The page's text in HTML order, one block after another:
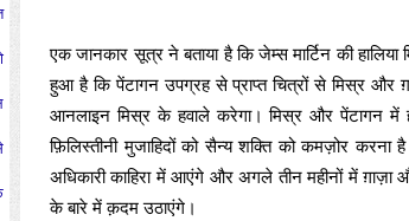
एक जानकार सूत्र ने बताया है कि जेम्स मार्टिन की
हुआ है कि पेंटागन उपग्रह से प्राप्त चित्रों से मिस्र और
आनलाइन मिस्र के हवाले करेगा। मिस्र और पेंटागन
फ़िलिस्तीनी मुजाहिदों को सैन्य शक्ति को कमज़ोर
अधिकारी काहिरा में आएंगे और अगले तीन महीनों में ग़ाज़ा
के बारे में क़दम उठाएंगे।